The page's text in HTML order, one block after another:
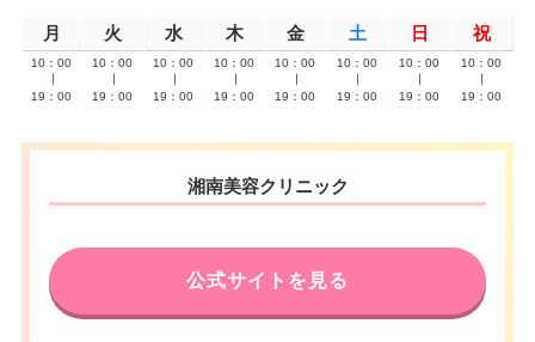
月 火 水 木 金 土 日 祝
10：00
19：00
10：00
19：00
10：00
19：00
10：00
19：00
10：00
19：00
10：00
19：00
10：00
19：00
10：00
19：00
湘南美容クリニック
公式サイトを見る